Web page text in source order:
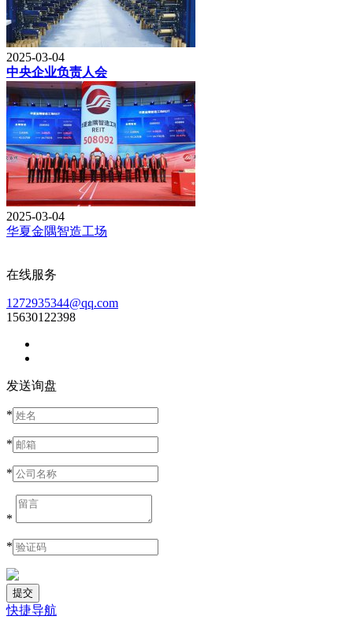
2025-03-04
中央企业负责人会
2025-03-04
华夏金隅智造工场
在线服务
1272935344@qq.com
15630122398
发送询盘
*
*
*
*
*
快捷导航